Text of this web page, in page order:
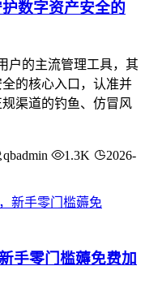
数字资产安全的
户的主流管理工具，其
的核心入口，认准并
渠道的钓鱼、仿冒风
qbadmin 1.3K
2026-
手零门槛薅免费加